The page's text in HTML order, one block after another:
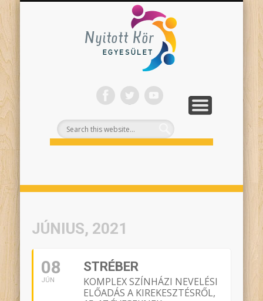
SZÍNHÁZI NEVELÉS
ONLINE PROGRAMJAINK
FELNŐTTEKNEK
PROJEKTEK
RÓLUNK
TÁMOGASS!
JÚNIUS, 2021
08
JÚN
STRÉBER
KOMPLEX SZÍNHÁZI NEVELÉSI
ELŐADÁS A KIREKESZTÉSRŐL,